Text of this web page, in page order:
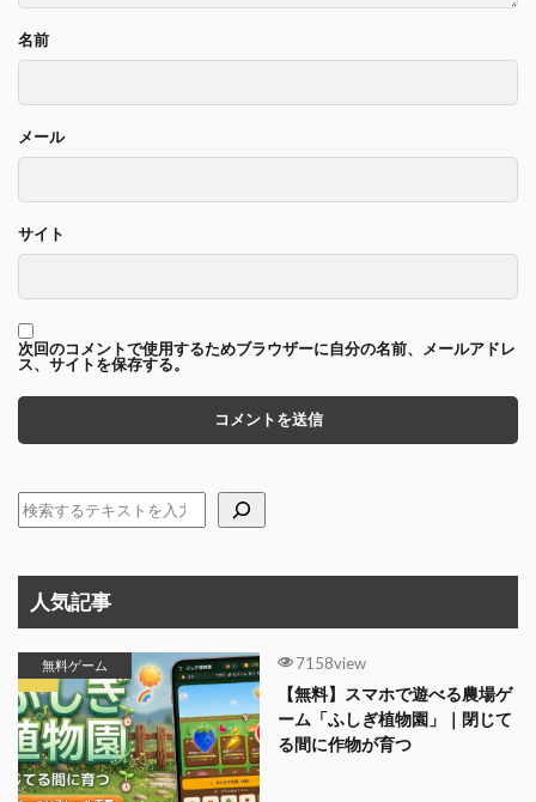
名前
メール
サイト
次回のコメントで使用するためブラウザーに自分の名前、メールアドレ
ス、サイトを保存する。
人気記事
無料ゲーム 7158view
【無料】スマホで遊べる農場ゲ
ーム「ふしぎ植物園」｜閉じて
る間に作物が育つ